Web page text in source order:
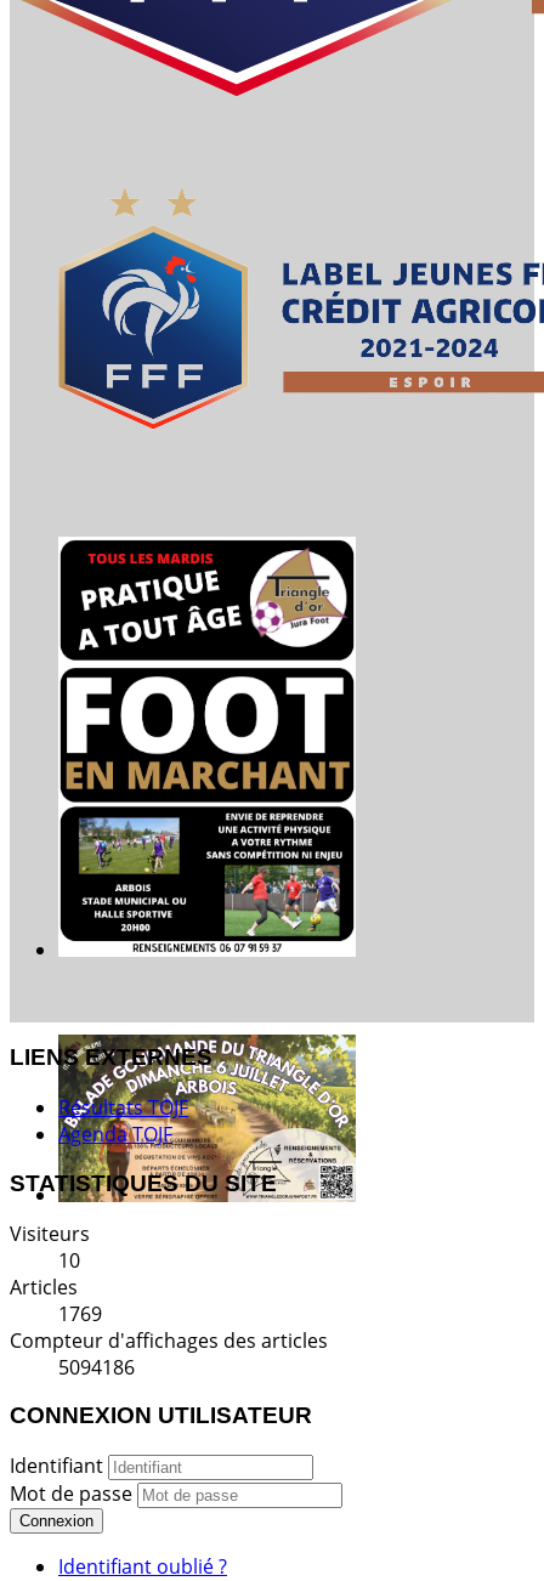
LIENS EXTERNES
Résultats TOJF
Agenda TOJF
STATISTIQUES DU SITE
Visiteurs
10
Articles
1769
Compteur d'affichages des articles
5094186
CONNEXION UTILISATEUR
Identifiant
Mot de passe
Connexion
Identifiant oublié ?